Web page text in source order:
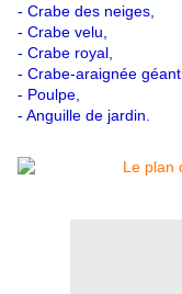
- Crabe des neiges,
- Crabe velu,
- Crabe royal,
- Crabe-araignée géant,
- Poulpe,
- Anguille de jardin.